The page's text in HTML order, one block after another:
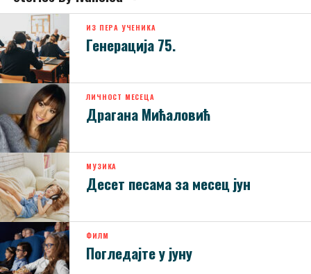
ИЗ ПЕРА УЧЕНИКА
Генерација 75.
ЛИЧНОСТ МЕСЕЦА
Драгана Мићаловић
МУЗИКА
Десет песама за месец јун
ФИЛМ
Погледајте у јуну